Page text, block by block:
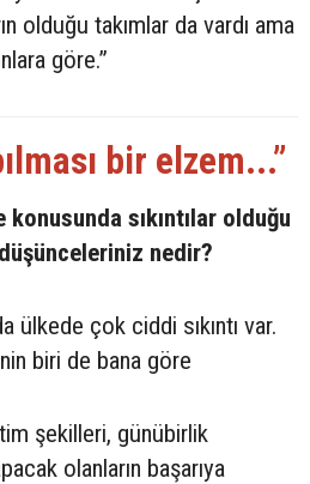
olduğu takımlar da vardı ama
göre.”
bir elzem...”
sıkıntılar olduğu
nedir?
ülkede çok ciddi sıkıntı var.
biri de bana göre
şekilleri, günübirlik
olanların başarıya